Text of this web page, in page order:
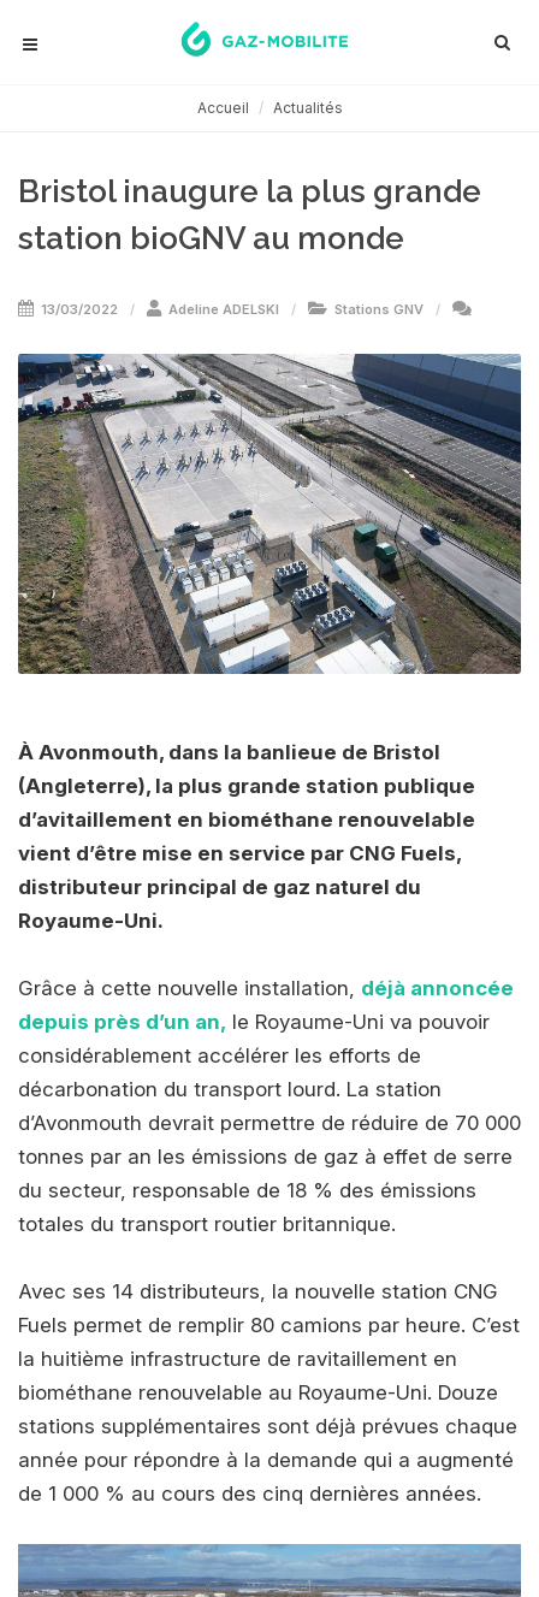
Accueil Actualités
Bristol inaugure la plus grande
station bioGNV au monde
13/03/2022 Adeline ADELSKI Stations GNV
À Avonmouth, dans la banlieue de Bristol
(Angleterre), la plus grande station publique
d’avitaillement en biométhane renouvelable
vient d’être mise en service par CNG Fuels,
distributeur principal de gaz naturel du
Royaume-Uni.
Grâce à cette nouvelle installation, déjà annoncée
depuis près d’un an, le Royaume-Uni va pouvoir
considérablement accélérer les efforts de
décarbonation du transport lourd. La station
d’Avonmouth devrait permettre de réduire de 70 000
tonnes par an les émissions de gaz à effet de serre
du secteur, responsable de 18 % des émissions
totales du transport routier britannique.
Avec ses 14 distributeurs, la nouvelle station CNG
Fuels permet de remplir 80 camions par heure. C’est
la huitième infrastructure de ravitaillement en
biométhane renouvelable au Royaume-Uni. Douze
stations supplémentaires sont déjà prévues chaque
année pour répondre à la demande qui a augmenté
de 1 000 % au cours des cinq dernières années.